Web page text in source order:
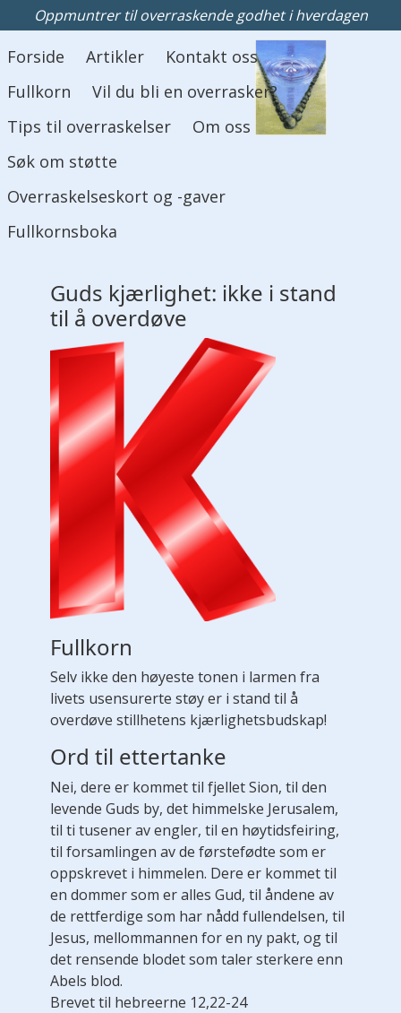
Oppmuntrer til overraskende godhet i hverdagen
Hovedmeny
Forside Artikler
Kontakt oss
Fullkorn
Vil du bli en overrasker?
Tips til overraskelser
Om oss
Søk om støtte
Overraskelseskort og -gaver
Fullkornsboka
Guds kjærlighet: ikke i stand
til å overdøve
Fullkorn
Selv ikke den høyeste tonen i larmen fra
livets usensurerte støy er i stand til å
overdøve stillhetens kjærlighetsbudskap!
Ord til ettertanke
Nei, dere er kommet til fjellet Sion, til den
levende Guds by, det himmelske Jerusalem,
til ti tusener av engler, til en høytidsfeiring,
til forsamlingen av de førstefødte som er
oppskrevet i himmelen. Dere er kommet til
en dommer som er alles Gud, til åndene av
de rettferdige som har nådd fullendelsen, til
Jesus, mellommannen for en ny pakt, og til
det rensende blodet som taler sterkere enn
Abels blod.
Brevet til hebreerne 12,22-24